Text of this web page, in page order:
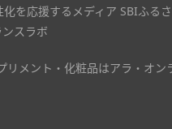
化を応援するメディア SBIふる
スラボ
リメント・化粧品はアラ・オン